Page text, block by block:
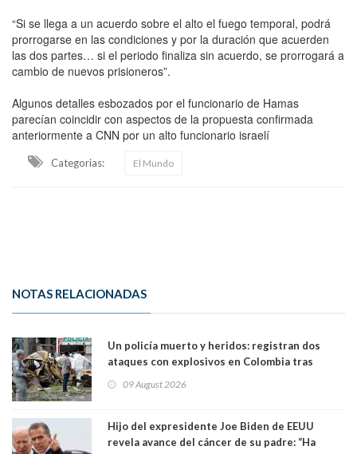
“Si se llega a un acuerdo sobre el alto el fuego temporal, podrá
prorrogarse en las condiciones y por la duración que acuerden
las dos partes… si el periodo finaliza sin acuerdo, se prorrogará a
cambio de nuevos prisioneros”.
Algunos detalles esbozados por el funcionario de Hamas
parecían coincidir con aspectos de la propuesta confirmada
anteriormente a CNN por un alto funcionario israelí
Categorias: El Mundo
NOTAS RELACIONADAS
Un policía muerto y heridos: registran dos
ataques con explosivos en Colombia tras
09 August 2026
Hijo del expresidente Joe Biden de EEUU
revela avance del cáncer de su padre: “Ha